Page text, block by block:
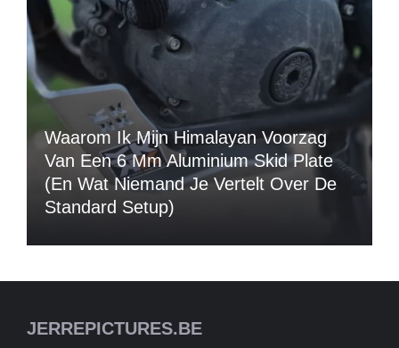
Waarom Ik Mijn Himalayan Voorzag
Van Een 6 Mm Aluminium Skid Plate
(en Wat Niemand Je Vertelt Over De
Standard Setup)
JERREPICTURES.BE